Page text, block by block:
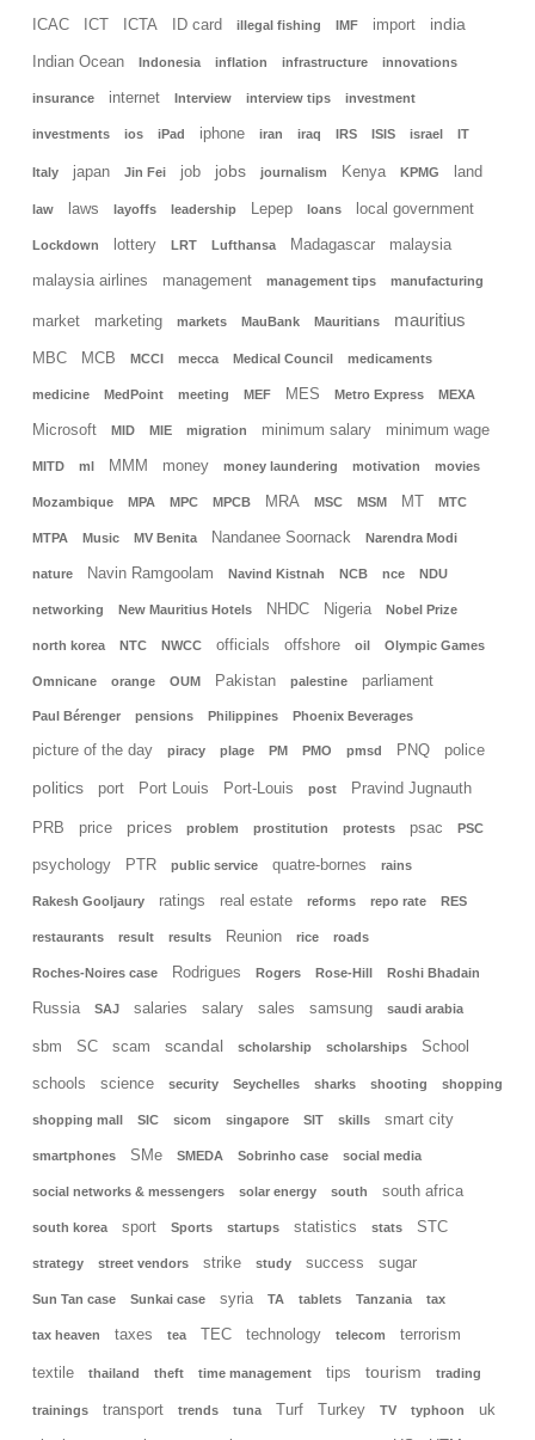
ICAC ICT ICTA ID card illegal fishing IMF import india
Indian Ocean Indonesia inflation infrastructure innovations
insurance internet Interview interview tips investment
investments ios iPad iphone iran iraq IRS ISIS israel IT
Italy japan Jin Fei job jobs journalism Kenya KPMG land
law laws layoffs leadership Lepep loans local government
Lockdown lottery LRT Lufthansa Madagascar malaysia
malaysia airlines management management tips manufacturing
market marketing markets MauBank Mauritians mauritius
MBC MCB MCCI mecca Medical Council medicaments
medicine MedPoint meeting MEF MES Metro Express MEXA
Microsoft MID MIE migration minimum salary minimum wage
MITD ml MMM money money laundering motivation movies
Mozambique MPA MPC MPCB MRA MSC MSM MT MTC
MTPA Music MV Benita Nandanee Soornack Narendra Modi
nature Navin Ramgoolam Navind Kistnah NCB nce NDU
networking New Mauritius Hotels NHDC Nigeria Nobel Prize
north korea NTC NWCC officials offshore oil Olympic Games
Omnicane orange OUM Pakistan palestine parliament
Paul Bérenger pensions Philippines Phoenix Beverages
picture of the day piracy plage PM PMO pmsd PNQ police
politics port Port Louis Port-Louis post Pravind Jugnauth
PRB price prices problem prostitution protests psac PSC
psychology PTR public service quatre-bornes rains
Rakesh Gooljaury ratings real estate reforms repo rate RES
restaurants result results Reunion rice roads
Roches-Noires case Rodrigues Rogers Rose-Hill Roshi Bhadain
Russia SAJ salaries salary sales samsung saudi arabia
sbm SC scam scandal scholarship scholarships School
schools science security Seychelles sharks shooting shopping
shopping mall SIC sicom singapore SIT skills smart city
smartphones SMe SMEDA Sobrinho case social media
social networks & messengers solar energy south south africa
south korea sport Sports startups statistics stats STC
strategy street vendors strike study success sugar
Sun Tan case Sunkai case syria TA tablets Tanzania tax
tax heaven taxes tea TEC technology telecom terrorism
textile thailand theft time management tips tourism trading
trainings transport trends tuna Turf Turkey TV typhoon uk